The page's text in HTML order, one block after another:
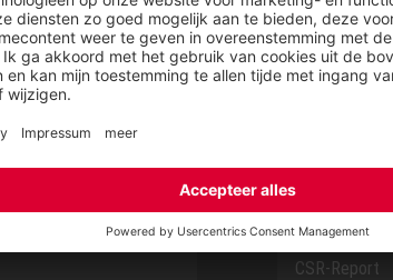
SAFEGUARD
OVER ELTEN
CSR-Report